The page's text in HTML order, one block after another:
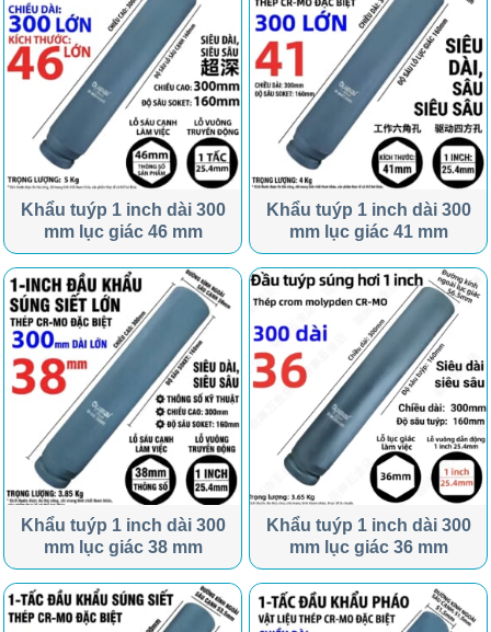
Khẩu tuýp 1 inch dài 300
mm lục giác 46 mm
Khẩu tuýp 1 inch dài 300
mm lục giác 41 mm
Khẩu tuýp 1 inch dài 300
mm lục giác 38 mm
Khẩu tuýp 1 inch dài 300
mm lục giác 36 mm